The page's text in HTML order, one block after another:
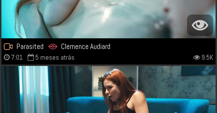
Parasited Clemence Audiard
7:01 5 meses atrás 9.5K